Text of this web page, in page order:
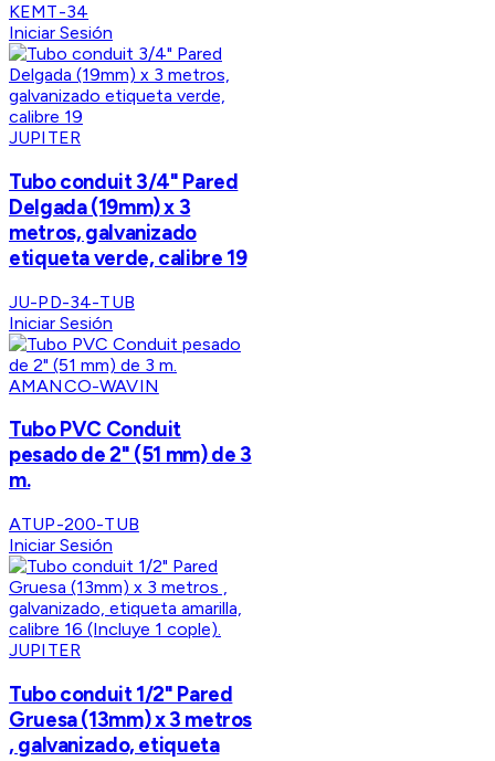
KEMT-34
Iniciar Sesión
JUPITER
Tubo conduit 3/4" Pared
Delgada (19mm) x 3
metros, galvanizado
etiqueta verde, calibre 19
JU-PD-34-TUB
Iniciar Sesión
AMANCO-WAVIN
Tubo PVC Conduit
pesado de 2" (51 mm) de 3
m.
ATUP-200-TUB
Iniciar Sesión
JUPITER
Tubo conduit 1/2" Pared
Gruesa (13mm) x 3 metros
, galvanizado, etiqueta